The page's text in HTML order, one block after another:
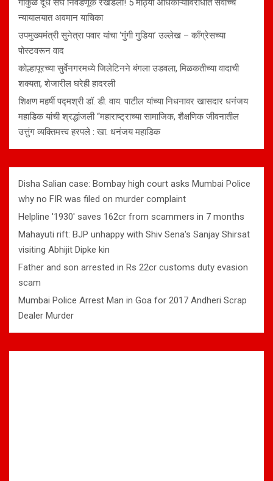
गोकुळ दूध संघ निवडणूक रखडली! 5 मोठ्या अधिकाऱ्यांविरोधात सर्वोच्च
न्यायालयात अवमान याचिका
उपमुख्यमंत्री सुनेत्रा पवार यांचा ‘गुंगी गुडिया’ उल्लेख – काँग्रेसच्या
पोस्टवरून वाद
कोल्हापूरच्या सुर्वेनगरमध्ये जिलेटिनने बंगला उडवला, मिळकतीच्या वादाची
शक्यता, शेजारील घरेही हादरली
शिक्षण महर्षी पद्मश्री डॉ. डी. वाय. पाटील यांच्या निधनावर खासदार धनंजय
महाडिक यांची श्रद्धांजली “महाराष्ट्राच्या सामाजिक, शैक्षणिक जीवनातील
उत्तुंग व्यक्तिमत्त्व हरपले : खा. धनंजय महाडिक
Disha Salian case: Bombay high court asks Mumbai Police
why no FIR was filed on murder complaint
Helpline '1930' saves 162cr from scammers in 7 months
Mahayuti rift: BJP unhappy with Shiv Sena's Sanjay Shirsat
visiting Abhijit Dipke kin
Father and son arrested in Rs 22cr customs duty evasion
scam
Mumbai Police Arrest Man in Goa for 2017 Andheri Scrap
Dealer Murder